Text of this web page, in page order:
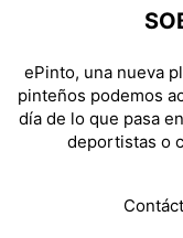
ePinto, una nueva
pinteños podemos
día de lo que pasa
deportistas o